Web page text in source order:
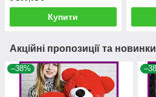
Купити
Акційні пропозиції та новинки
–38%